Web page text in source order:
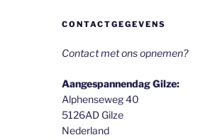
CONTACTGEGEVENS
Contact met ons opnemen?
Aangespannendag Gilze:
Alphenseweg 40
5126AD Gilze
Nederland